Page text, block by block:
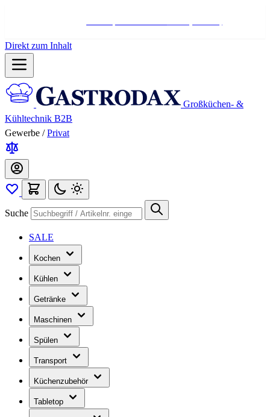
Direkt zum Inhalt
Großküchen- &
Kühltechnik B2B
Gewerbe / Privat
Suche
SALE
Kochen
Kühlen
Getränke
Maschinen
Spülen
Transport
Küchenzubehör
Tabletop